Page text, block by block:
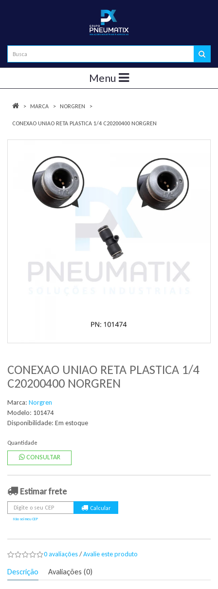
Menu
MARCA NORGREN
CONEXAO UNIAO RETA PLASTICA 1/4 C20200400 NORGREN
CONEXAO UNIAO RETA PLASTICA 1/4
C20200400 NORGREN
Marca: Norgren
Modelo: 101474
Disponibilidade: Em estoque
Quantidade
CONSULTAR
Estimar frete
Não sei meu CEP
0 avaliações/Avalie este produto
Descrição Avaliações (0)